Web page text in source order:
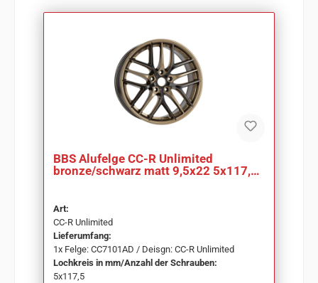
BBS Alufelge CC-R Unlimited
bronze/schwarz matt 9,5x22 5x117,5
Art:
CC-R Unlimited
Lieferumfang:
1x Felge: CC7101AD / Deisgn: CC-R Unlimited
Lochkreis in mm/Anzahl der Schrauben:
5x117,5